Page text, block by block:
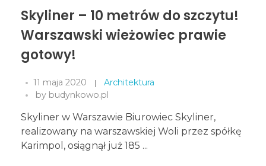
Skyliner – 10 metrów do szczytu!
Warszawski wieżowiec prawie
gotowy!
11 maja 2020
Architektura
by budynkowo.pl
Skyliner w Warszawie Biurowiec Skyliner,
realizowany na warszawskiej Woli przez spółkę
Karimpol, osiągnął już 185 ...